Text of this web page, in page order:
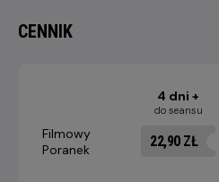
CENNIK
4 dni +
do seansu
Filmowy
Poranek
22,90 ZŁ